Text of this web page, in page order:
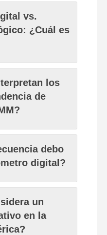
vs.
¿Cuál es
los
de
debo
digital?
un
en la